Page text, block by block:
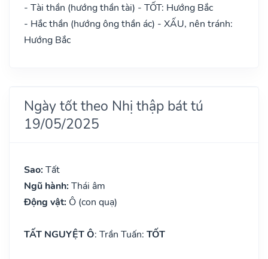
- Tài thần (hướng thần tài) - TỐT: Hướng Bắc
- Hắc thần (hướng ông thần ác) - XẤU, nên tránh:
Hướng Bắc
Ngày tốt theo Nhị thập bát tú
19/05/2025
Sao: Tất
Ngũ hành: Thái âm
Động vật: Ô (con quạ)
TẤT NGUYỆT Ô: Trần Tuấn: TỐT